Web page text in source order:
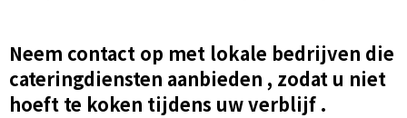
Neem contact op met lokale bedrijven die
cateringdiensten aanbieden , zodat u niet
hoeft te koken tijdens uw verblijf .